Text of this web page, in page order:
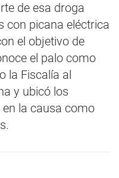
de esa droga
con picana eléctrica
el objetivo de
el palo como
la Fiscalía al
y ubicó los
la causa como